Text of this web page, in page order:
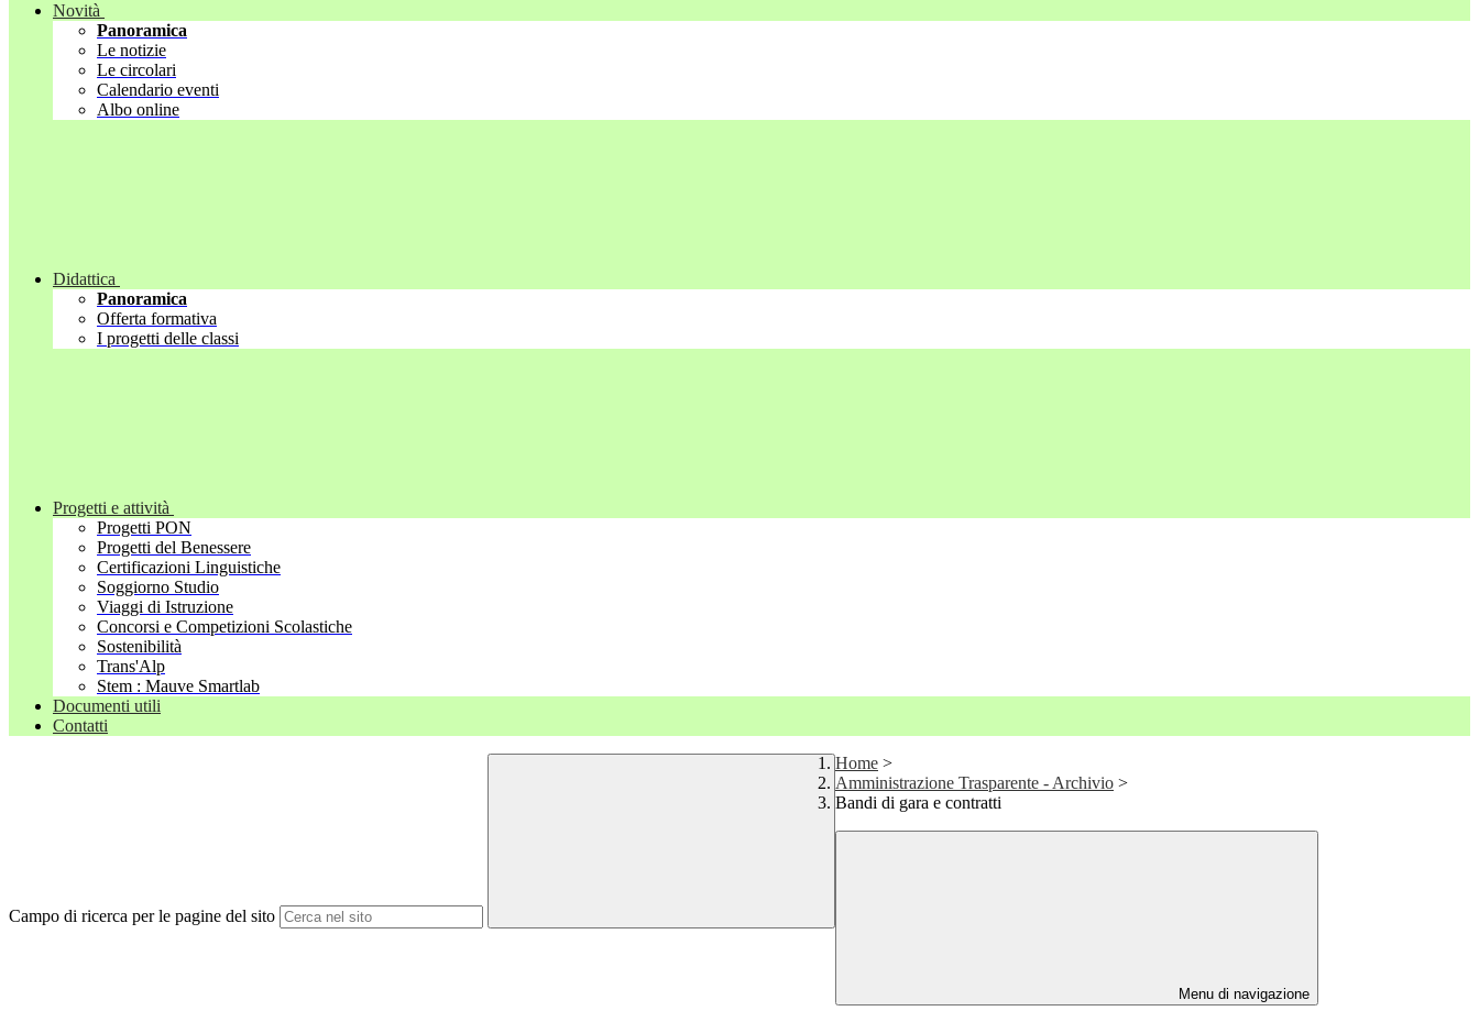
Novità
Panoramica
Le notizie
Le circolari
Calendario eventi
Albo online
Didattica
Panoramica
Offerta formativa
I progetti delle classi
Progetti e attività
Progetti PON
Progetti del Benessere
Certificazioni Linguistiche
Soggiorno Studio
Viaggi di Istruzione
Concorsi e Competizioni Scolastiche
Sostenibilità
Trans'Alp
Stem : Mauve Smartlab
Documenti utili
Contatti
Campo di ricerca per le pagine del sito
Home >
Amministrazione Trasparente - Archivio >
Bandi di gara e contratti
Menu di navigazione